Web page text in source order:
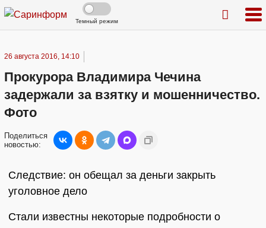
Темный режим
26 августа 2016, 14:10
Прокурора Владимира Чечина
задержали за взятку и мошенничество.
Фото
Поделиться
новостью:
Следствие: он обещал за деньги закрыть
уголовное дело
Стали известны некоторые подробности о